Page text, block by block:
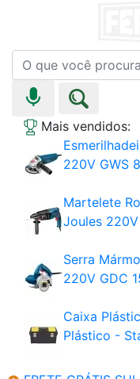
Mais vendidos:
220V GWS
Martelete
Joules
Serra
220V GDC
Caixa
Plástico -